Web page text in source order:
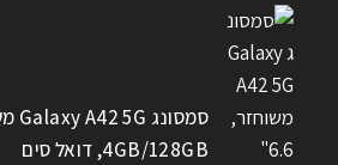
4GB/128GB, דואל סים